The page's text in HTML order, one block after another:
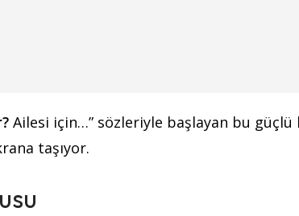
Ailesi için…” sözleriyle başlayan bu
taşıyor.